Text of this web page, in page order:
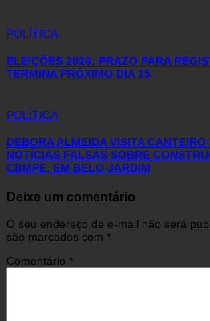
POLÍTICA
ELEIÇÕES 2026: PRAZO PARA
TERMINA PRÓXIMO DIA 15
POLÍTICA
DÉBORA ALMEIDA VISITA
NOTÍCIAS FALSAS SOBRE
CBMPE, EM BELO JARDIM
Deixe um comentário
O seu endereço de e-mail não será
são marcados com *
Comentário *